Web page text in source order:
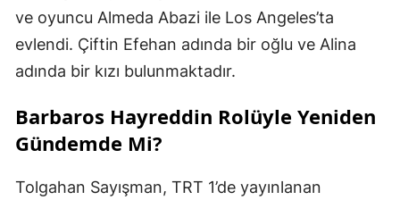
ve oyuncu Almeda Abazi ile Los Angeles’ta
evlendi. Çiftin Efehan adında bir oğlu ve Alina
adında bir kızı bulunmaktadır.
Barbaros Hayreddin Rolüyle Yeniden
Gündemde Mi?
Tolgahan Sayışman, TRT 1’de yayınlanan